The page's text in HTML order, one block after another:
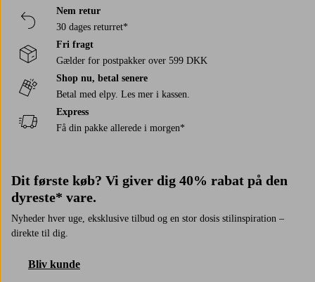
Nem retur
30 dages returret*
Fri fragt
Gælder for postpakker over 599 DKK
Shop nu, betal senere
Betal med elpy. Les mer i kassen.
Express
Få din pakke allerede i morgen*
Dit første køb? Vi giver dig 40% rabat på den
dyreste* vare.
Nyheder hver uge, eksklusive tilbud og en stor dosis stilinspiration –
direkte til dig.
Bliv kunde